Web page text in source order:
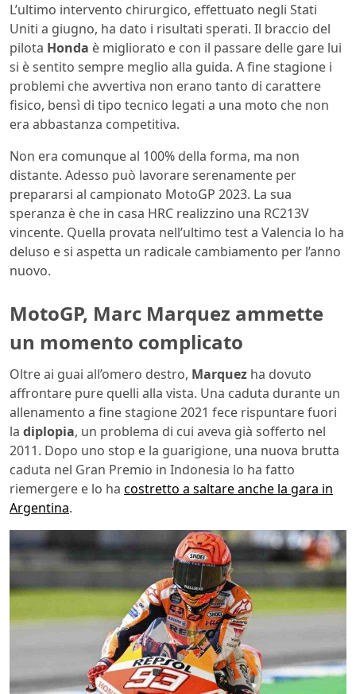
L’ultimo intervento chirurgico, effettuato negli Stati
Uniti a giugno, ha dato i risultati sperati. Il braccio del
pilota Honda è migliorato e con il passare delle gare lui
si è sentito sempre meglio alla guida. A fine stagione i
problemi che avvertiva non erano tanto di carattere
fisico, bensì di tipo tecnico legati a una moto che non
era abbastanza competitiva.
Non era comunque al 100% della forma, ma non
distante. Adesso può lavorare serenamente per
prepararsi al campionato MotoGP 2023. La sua
speranza è che in casa HRC realizzino una RC213V
vincente. Quella provata nell’ultimo test a Valencia lo ha
deluso e si aspetta un radicale cambiamento per l’anno
nuovo.
MotoGP, Marc Marquez ammette
un momento complicato
Oltre ai guai all’omero destro, Marquez ha dovuto
affrontare pure quelli alla vista. Una caduta durante un
allenamento a fine stagione 2021 fece rispuntare fuori
la diplopia, un problema di cui aveva già sofferto nel
2011. Dopo uno stop e la guarigione, una nuova brutta
caduta nel Gran Premio in Indonesia lo ha fatto
riemergere e lo ha costretto a saltare anche la gara in
Argentina.